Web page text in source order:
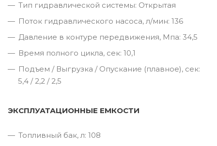
Тип гидравлической системы: Открытая
Поток гидравлического насоса, л/мин: 136
Давление в контуре передвижения, Мпа: 34,5
Время полного цикла, сек: 10,1
Подъем / Выгрузка / Опускание (плавное), сек:
5,4 / 2,2 / 2,5
ЭКСПЛУАТАЦИОННЫЕ ЕМКОСТИ
Топливный бак, л: 108